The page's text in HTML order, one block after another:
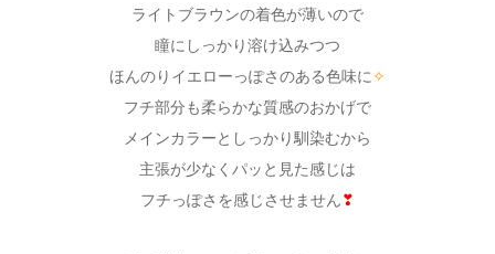
ライトブラウンの着色が薄いので
瞳にしっかり溶け込みつつ
ほんのりイエローっぽさのある色味に✧
フチ部分も柔らかな質感のおかげで
メインカラーとしっかり馴染むから
主張が少なくパッと見た感じは
フチっぽさを感じさせません❣